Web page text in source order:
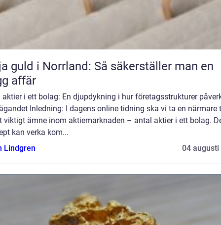
guld i Norrland: Så säkerställer man en
affär
aktier i ett bolag: En djupdykning i hur företagsstrukturer
Inledning: I dagens online tidning ska vi ta en närmare
viktigt ämne inom aktiemarknaden – antal aktier i ett bolag.
kan verka kom...
Lindgren
04 augusti